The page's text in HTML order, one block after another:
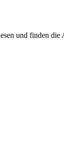
und finden